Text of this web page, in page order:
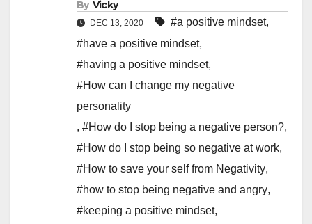
By Vicky
DEC 13, 2020 #a positive mindset,
#have a positive mindset,
#having a positive mindset,
#How can I change my negative
personality
, #How do I stop being a negative person?,
#How do I stop being so negative at work,
#How to save your self from Negativity,
#how to stop being negative and angry,
#keeping a positive mindset,